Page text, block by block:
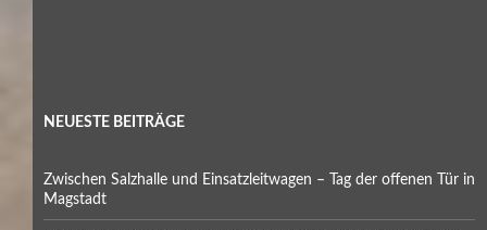
NEUESTE BEITRÄGE
Zwischen Salzhalle und Einsatzleitwagen – Tag der offenen Tür in
Magstadt